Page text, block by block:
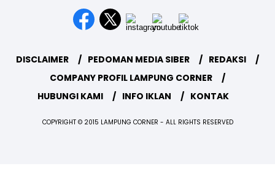
DISCLAIMER PEDOMAN MEDIA SIBER
REDAKSI
COMPANY PROFIL LAMPUNG CORNER
HUBUNGI KAMI
INFO IKLAN KONTAK
COPYRIGHT © 2015 LAMPUNG CORNER - ALL RIGHTS RESERVED